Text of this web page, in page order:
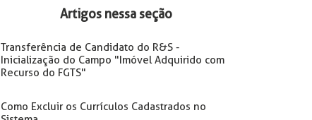
Artigos nessa seção
Transferência de Candidato do R&S -
Inicialização do Campo "Imóvel Adquirido com
Recurso do FGTS"
Como Excluir os Currículos Cadastrados no